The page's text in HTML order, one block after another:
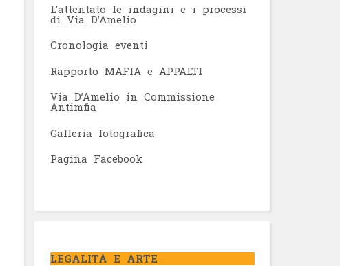
L’attentato le indagini e i processi
di Via D’Amelio
Cronologia eventi
Rapporto MAFIA e APPALTI
Via D’Amelio in Commissione
Antimfia
Galleria fotografica
Pagina Facebook
LEGALITÀ E ARTE